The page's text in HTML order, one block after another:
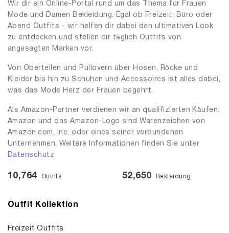
Wir dir ein Online-Portal rund um das Thema für Frauen
Mode und Damen Bekleidung. Egal ob Freizeit, Büro oder
Abend Outfits - wir helfen dir dabei den ultimativen Look
zu entdecken und stellen dir täglich Outfits von
angesagten Marken vor.
Von Oberteilen und Pullovern über Hosen, Röcke und
Kleider bis hin zu Schuhen und Accessoires ist alles dabei,
was das Mode Herz der Frauen begehrt.
Als Amazon-Partner verdienen wir an qualifizierten Käufen.
Amazon und das Amazon-Logo sind Warenzeichen von
Amazon.com, Inc. oder eines seiner verbundenen
Unternehmen. Weitere Informationen finden Sie unter
Datenschutz
10,764 Outfits 52,650 Bekleidung
Outfit Kollektion
Freizeit Outfits